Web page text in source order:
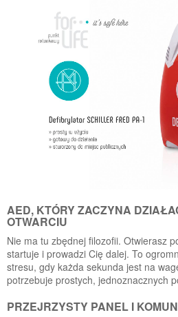
AED, KTÓRY ZACZYNA
OTWARCIU
Nie ma tu zbędnej filozofii. Otwierasz
startuje i prowadzi Cię dalej. To
stresu, gdy każda sekunda jest na
potrzebuje prostych, jednoznacznych
PRZEJRZYSTY PANEL I